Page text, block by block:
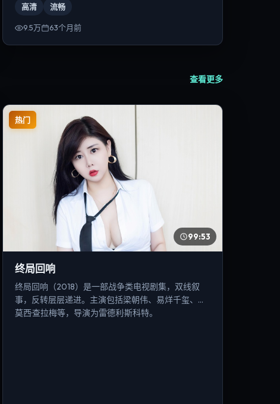
高清 流畅
9.5万 63个月前
查看更多
热门
99:53
终局回响
终局回响（2018）是一部战争类电视剧集，双线叙
事，反转层层递进。主演包括梁朝伟、易烊千玺、提
莫西·查拉梅等，导演为雷德利·斯科特。